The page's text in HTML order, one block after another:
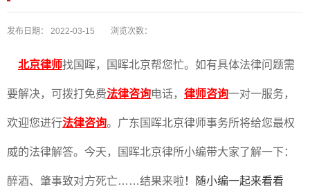
发布日期： 2022-03-15 浏览次数：
北京律师找国晖，国晖北京帮您忙。如有具体法律问题需
要解决，可拨打免费法律咨询电话， 律师咨询一对一服务，
欢迎您进行法律咨询。广东国晖北京律师事务所将给您最权
威的法律解答。今天，国晖北京律所小编带大家了解一下：
醉酒、肇事致对方死亡……结果来啦 ！ 随小编一起来看看